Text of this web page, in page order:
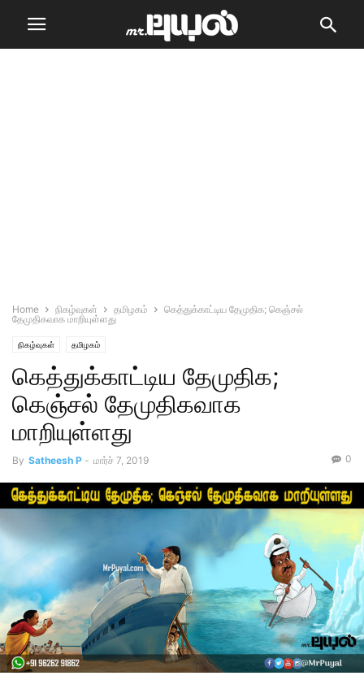
Home நிகழ்வுகள் தமிழகம்
கெத்துக்காட்டிய தேமுதிக; கெஞ்சல்
தேமுதிகவாக மாறியுள்ளது
நிகழ்வுகள் தமிழகம்
கெத்துக்காட்டிய தேமுதிக;
கெஞ்சல் தேமுதிகவாக
மாறியுள்ளது
By Satheesh P - மார்ச் 7, 2019 0